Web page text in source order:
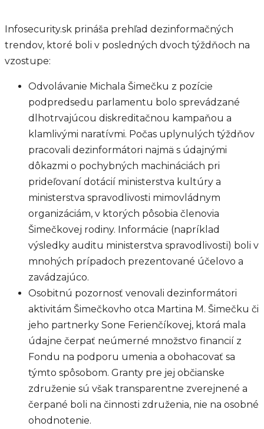
Infosecurity.sk prináša prehľad dezinformačných
trendov, ktoré boli v posledných dvoch týždňoch na
vzostupe:
Odvolávanie Michala Šimečku z pozície
podpredsedu parlamentu bolo sprevádzané
dlhotrvajúcou diskreditačnou kampaňou a
klamlivými naratívmi. Počas uplynulých týždňov
pracovali dezinformátori najmä s údajnými
dôkazmi o pochybných machináciách pri
prideľovaní dotácií ministerstva kultúry a
ministerstva spravodlivosti mimovládnym
organizáciám, v ktorých pôsobia členovia
Šimečkovej rodiny. Informácie (napríklad
výsledky auditu ministerstva spravodlivosti) boli v
mnohých prípadoch prezentované účelovo a
zavádzajúco.
Osobitnú pozornosť venovali dezinformátori
aktivitám Šimečkovho otca Martina M. Šimečku či
jeho partnerky Sone Ferienčíkovej, ktorá mala
údajne čerpať neúmerné množstvo financií z
Fondu na podporu umenia a obohacovať sa
týmto spôsobom. Granty pre jej občianske
združenie sú však transparentne zverejnené a
čerpané boli na činnosti združenia, nie na osobné
ohodnotenie.